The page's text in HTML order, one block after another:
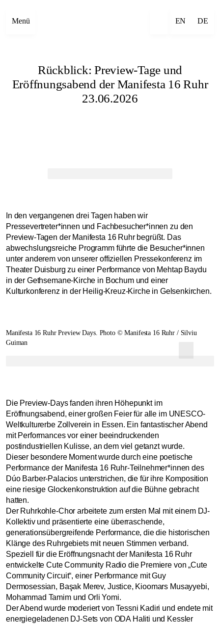
Menü EN DE
Rückblick: Preview-Tage und
Eröffnungsabend der Manifesta 16 Ruhr
23.06.2026
In den vergangenen drei Tagen haben wir
Pressevertreter*innen und Fachbesucher*innen zu den
Preview-Tagen der Manifesta 16 Ruhr begrüßt. Das
abwechslungsreiche Programm führte die Besucher*innen
unter anderem von unserer offiziellen Pressekonferenz im
Theater Duisburg zu einer Performance von Mehtap Baydu
in der Gethsemane-Kirche in Bochum und einer
Kulturkonferenz in der Heilig-Kreuz-Kirche in Gelsenkirchen.
Manifesta 16 Ruhr Preview Days. Photo © Manifesta 16 Ruhr / Silviu
Guiman
Die Preview-Days fanden ihren Höhepunkt im
Eröffnungsabend, einer großen Feier für alle im UNESCO-
Weltkulturerbe Zollverein in Essen. Ein fantastischer Abend
mit Performances vor einer beeindruckenden
postindustriellen Kulisse, an dem viel getanzt wurde.
Dieser besondere Moment wurde durch eine poetische
Performance der Manifesta 16 Ruhr-Teilnehmer*innen des
Dúo Barber-Palacios unterstrichen, die für ihre Komposition
eine riesige Glockenkonstruktion auf die Bühne gebracht
hatten.
Der Ruhrkohle-Chor arbeitete zum ersten Mal mit einem DJ-
Kollektiv und präsentierte eine überraschende,
generationsübergreifende Performance, die die historischen
Klänge des Ruhrgebiets mit neuen Stimmen verband.
Speziell für die Eröffnungsnacht der Manifesta 16 Ruhr
entwickelte Cute Community Radio die Premiere von „Cute
Community Circuit“, einer Performance mit Guy
Dermosessian, Başak Merev, Justice, Kioomars Musayyebi,
Mohammad Tamim und Orli Yomi.
Der Abend wurde moderiert von Tessni Kadiri und endete mit
energiegeladenen DJ-Sets von ODA Haliti und Kessler